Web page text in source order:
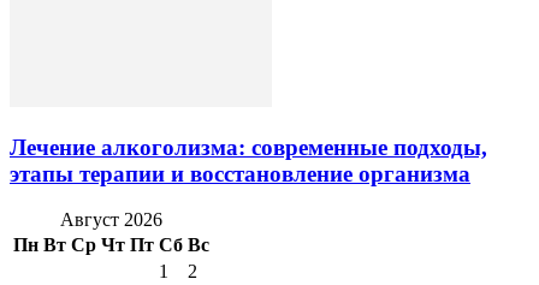
Лечение алкоголизма: современные подходы,
этапы терапии и восстановление организма
Август 2026
Пн Вт Ср Чт Пт Сб Вс
1
2